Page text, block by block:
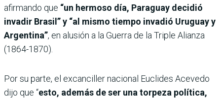
afirmando que “un hermoso día, Paraguay decidió
invadir Brasil” y “al mismo tiempo invadió Uruguay y
Argentina”, en alusión a la Guerra de la Triple Alianza
(1864-1870).
Por su parte, el excanciller nacional Euclides Acevedo
dijo que “esto, además de ser una torpeza política,